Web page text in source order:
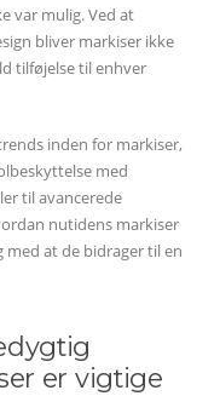
var mulig. Ved at
bliver markiser ikke
tilføjelse til enhver
inden for markiser,
med
til avancerede
nutidens markiser
med at de bidrager til en
er vigtige